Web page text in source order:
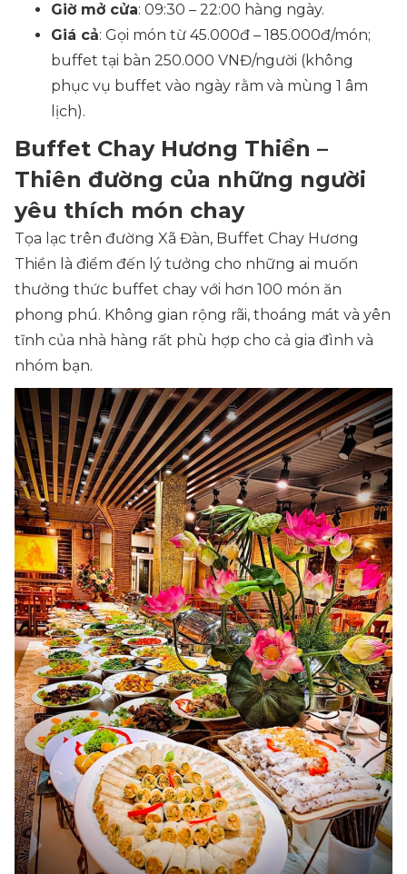
Giờ mở cửa: 09:30 – 22:00 hàng ngày.
Giá cả: Gọi món từ 45.000đ – 185.000đ/món;
buffet tại bàn 250.000 VNĐ/người (không
phục vụ buffet vào ngày rằm và mùng 1 âm
lịch).
Buffet Chay Hương Thiền –
Thiên đường của những người
yêu thích món chay
Tọa lạc trên đường Xã Đàn, Buffet Chay Hương
Thiền là điểm đến lý tưởng cho những ai muốn
thưởng thức buffet chay với hơn 100 món ăn
phong phú. Không gian rộng rãi, thoáng mát và yên
tĩnh của nhà hàng rất phù hợp cho cả gia đình và
nhóm bạn.